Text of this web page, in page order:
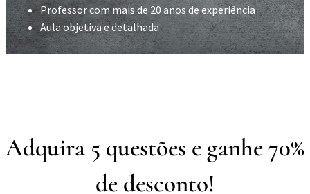
Professor com mais de 20 anos de experiência
Aula objetiva e detalhada
Adquira 5 questões e ganhe 70%
de desconto!